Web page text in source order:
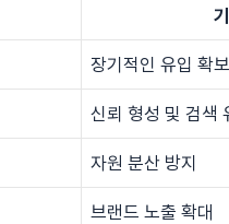
장기적인 유입 확보
신뢰 형성 및 검색
자원 분산 방지
브랜드 노출 확대